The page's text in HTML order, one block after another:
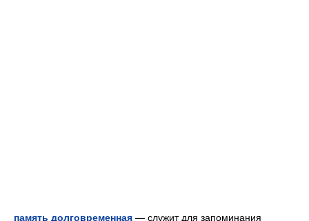
память долговременная — служит для запоминания